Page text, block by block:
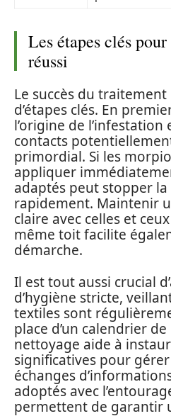
Les étapes clés
réussi
Le succès du
d’étapes clés. En
l’origine de
contacts
primordial. Si les
appliquer
adaptés peut stopper
rapidement. Maintenir
claire avec celles et
même toit facilite
démarche.
Il est tout aussi crucial
d’hygiène stricte,
textiles sont
place d’un calendrier
nettoyage aide à
significatives pour
échanges
adoptés avec
permettent de garantir